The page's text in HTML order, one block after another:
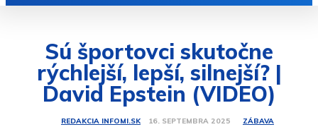
Sú športovci skutočne
rýchlejší, lepší, silnejší? |
David Epstein (VIDEO)
REDAKCIA INFOMI.SK 16. SEPTEMBRA 2025 ZÁBAVA